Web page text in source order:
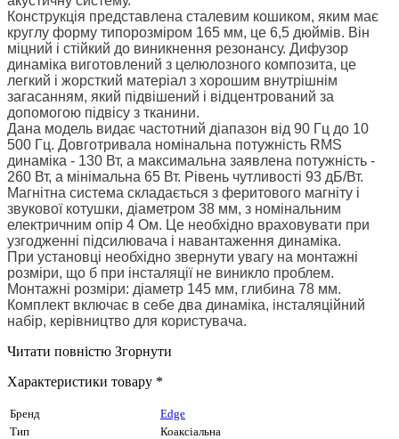
Конструкція представлена сталевим кошиком, яким має
круглу форму типорозміром 165 мм, це 6,5 дюймів. Він
міцний і стійкий до виникнення резонансу. Дифузор
динаміка виготовлений з целюлозного композита, це
легкий і жорсткий матеріал з хорошим внутрішнім
загасанням, який підвішений і відцентрований за
допомогою підвісу з тканини.
Дана модель видає частотний діапазон від 90 Гц до 10
500 Гц. Довготривала номінальна потужність RMS
динаміка - 130 Вт, а максимальна заявлена потужність -
260 Вт, а мінімальна 65 Вт. Рівень чутливості 93 дБ/Вт.
Магнітна система складається з феритового магніту і
звукової котушки, діаметром 38 мм, з номінальним
електричним опір 4 Ом. Це необхідно враховувати при
узгодженні підсилювача і навантаження динаміка.
При установці необхідно звернути увагу на монтажні
розміри, що б при інсталяції не виникло проблем.
Монтажні розміри: діаметр 145 мм, глибина 78 мм.
Комплект включає в себе два динаміка, інсталяційний
набір, керівництво для користувача.
Читати повністю Згорнути
Характеристики товару *
Бренд
Edge
Тип
Коаксіальна